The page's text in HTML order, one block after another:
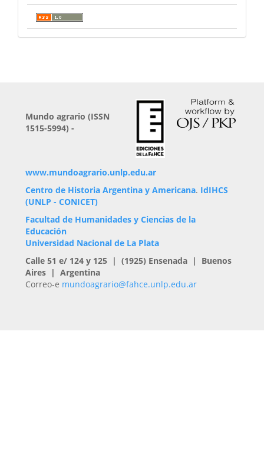
Mundo agrario (ISSN
1515-5994) -
www.mundoagrario.unlp.edu.ar
Centro de Historia Argentina y Americana. IdIHCS
(UNLP - CONICET)
Facultad de Humanidades y Ciencias de la
Educación
Universidad Nacional de La Plata
Calle 51 e/ 124 y 125 | (1925) Ensenada | Buenos
Aires | Argentina
Correo-e mundoagrario@fahce.unlp.edu.ar